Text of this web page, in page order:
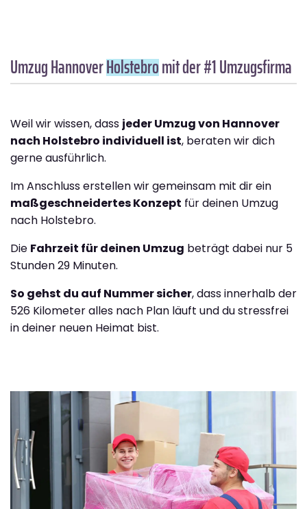
Umzug HannoverHolstebromit der #1 Umzugsfirma
Weil wir wissen, dass jeder Umzug von Hannover
nach Holstebro individuell ist, beraten wir dich
gerne ausführlich.
Im Anschluss erstellen wir gemeinsam mit dir ein
maßgeschneidertes Konzept für deinen Umzug
nach Holstebro.
Die Fahrzeit für deinen Umzug beträgt dabei nur 5
Stunden 29 Minuten.
So gehst du auf Nummer sicher, dass innerhalb der
526 Kilometer alles nach Plan läuft und du stressfrei
in deiner neuen Heimat bist.